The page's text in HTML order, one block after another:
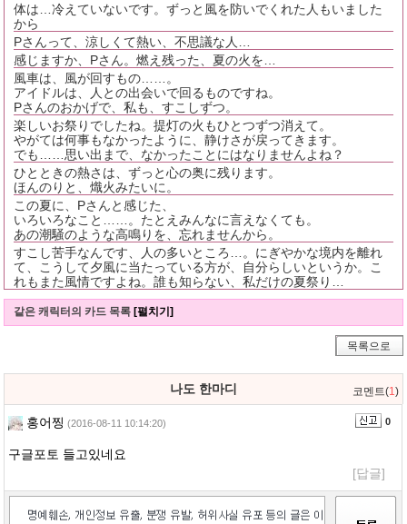
体は…冷えていないです。ずっと風を防いでくれた人もいました
から
Pさんって、涼しくて熱い、不思議な人…
感じますか、Pさん。燃え残った、夏の火を…
風車は、風が回すもの……。
アイドルは、人との出会いで回るものですね。
Pさんのおかげで、私も、すこしずつ。
楽しいお祭りでしたね。提灯の火もひとつずつ消えて。
やがては何事もなかったように、静けさが戻ってきます。
でも……思い出まで、なかったことにはなりませんよね？
ひとときの熱さは、ずっと心の奥に残ります。
ほんのりと、熾火みたいに。
この夏に、Pさんと感じた、
いろいろなこと……。たとえみんなに言えなくても。
あの潮騒のような高鳴りを、忘れませんから。
すこし苦手なんです、人の多いところ…。にぎやかな境内を離れ
て、こうして夕風に当たっている方が、自分らしいというか。こ
れもまた風情ですよね。誰も知らない、私だけの夏祭り…
같은 캐릭터의 카드 목록 [펼치기]
목록으로
나도 한마디 코멘트(1)
홍어찡 (2016-08-11 10:14:20) 0
구글포토 들고있네요
[답글]